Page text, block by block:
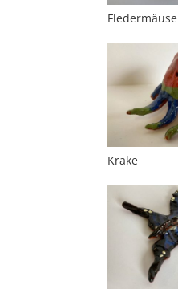
Fledermäuse
Krake